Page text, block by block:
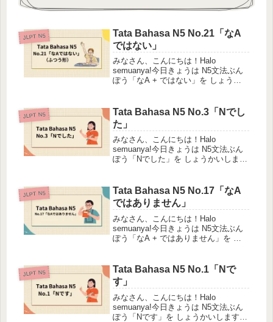
JLPT N5
Tata Bahasa N5 No.21「なA
ではない」
みなさん、こんにちは！Halo
semuanya!今日きょうは N5文法ぶん
ぽう「なA + ではない」を しょうか
+ dew...
JLPT N5
Tata Bahasa N5 No.3「Nでし
た」
みなさん、こんにちは！Halo
semuanya!今日きょうは N5文法ぶん
ぽう「Nでした」を しょうかいしま
JLPT N5
Tata Bahasa N5 No.17「なA
ではありません」
みなさん、こんにちは！Halo
semuanya!今日きょうは N5文法ぶん
ぽう「なA + ではありません」を し
+ ...
JLPT N5
Tata Bahasa N5 No.1「Nで
す」
みなさん、こんにちは！Halo
semuanya!今日きょうは N5文法ぶん
ぽう「Nです」を しょうかいします。